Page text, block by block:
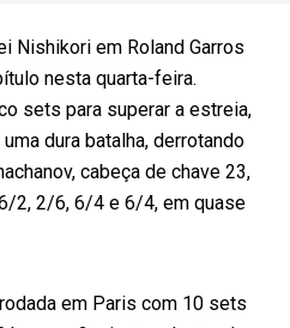
Nishikori em Roland Garros
nesta quarta-feira.
sets para superar a estreia,
dura batalha, derrotando
cabeça de chave 23,
2, 2/6, 6/4 e 6/4, em quase
em Paris com 10 sets